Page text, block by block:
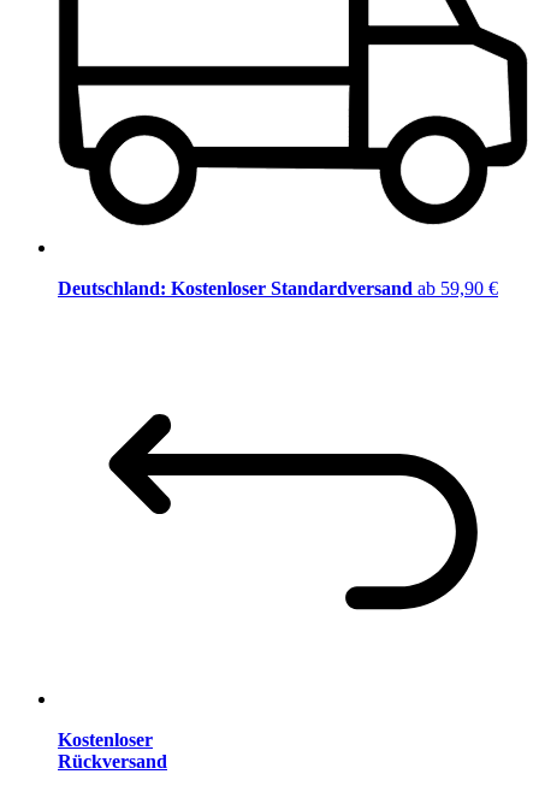
Deutschland: Kostenloser Standardversand ab 59,90 €
Kostenloser
Rückversand